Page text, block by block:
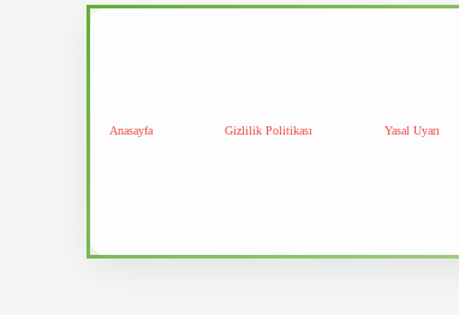
Anasayfa Gizlilik Politikası Yasal Uyarı